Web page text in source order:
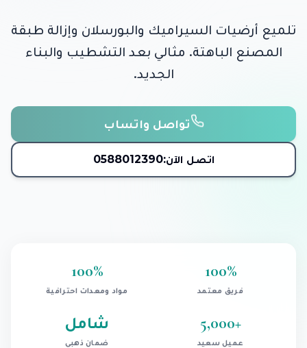
تلميع أرضيات السيراميك والبورسلان وإزالة طبقة
المصنع الباهتة. مثالي بعد التشطيب والبناء
الجديد.
تواصل واتساب
اتصل الآن:0588012390
100%
فريق معتمد
100%
مواد ومعدات احترافية
+
5,000
عميل سعيد
شامل
ضمان ذهبي